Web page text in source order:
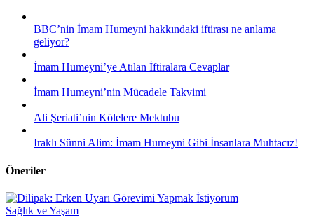
BBC’nin İmam Humeyni hakkındaki iftirası ne anlama
geliyor?
İmam Humeyni’ye Atılan İftiralara Cevaplar
İmam Humeyni’nin Mücadele Takvimi
Ali Şeriati’nin Kölelere Mektubu
Iraklı Sünni Alim: İmam Humeyni Gibi İnsanlara Muhtacız!
Öneriler
Sağlık ve Yaşam